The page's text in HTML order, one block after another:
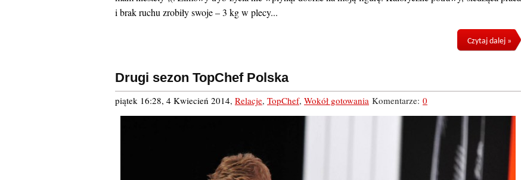
i brak ruchu zrobiły swoje – 3 kg w plecy...
Czytaj dalej »
Drugi sezon TopChef Polska
piątek 16:28, 4 Kwiecień 2014, Relacje, TopChef, Wokół gotowania Komentarze: 0